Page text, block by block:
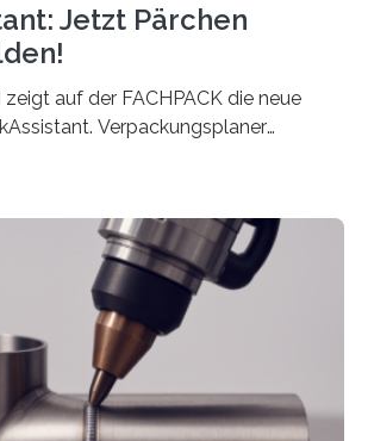
Jetzt Pärchen
zeigt auf der FACHPACK die neue
Verpackungsplaner
und in der Zulieferindustrie.
verpacken. Die Anordnung kann
und erhält so mehr Kontrolle
der Bauteile. Die ebenfalls neue
dient dazu, die Software
Unternehmensprozesse
Augustin – Zur Messe FACHPACK
in Nürnberg…